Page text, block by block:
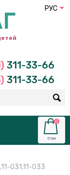
311-33-66
311-33-66
0
0 грн
РУС
031,11-033